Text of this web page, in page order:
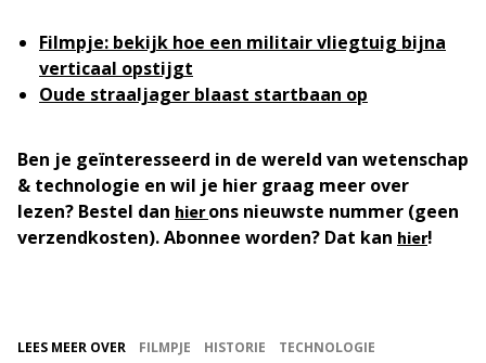
Filmpje: bekijk hoe een militair vliegtuig bijna
verticaal opstijgt
Oude straaljager blaast startbaan op
Ben je geïnteresseerd in de wereld van wetenschap
& technologie en wil je hier graag meer over
lezen? Bestel dan hierons nieuwste nummer (geen
verzendkosten). Abonnee worden? Dat kan hier!
LEES MEER OVER FILMPJE HISTORIE
TECHNOLOGIE